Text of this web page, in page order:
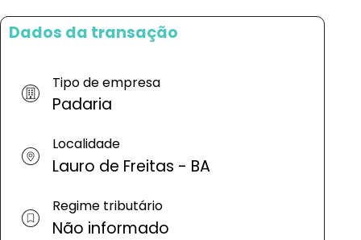
Dados da transação
Tipo de empresa
Padaria
Localidade
Lauro de Freitas - BA
Regime tributário
Não informado